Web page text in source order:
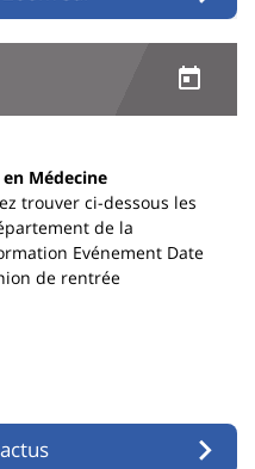
Médecine
trouver ci-dessous les
de la
Evénement Date
de rentrée